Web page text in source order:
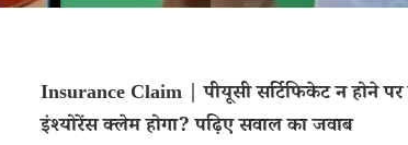
Insurance Claim | पीयूसी सर्टिफिकेट न होने पर
इंश्योरेंस क्लेम होगा? पढ़िए सवाल का जवाब